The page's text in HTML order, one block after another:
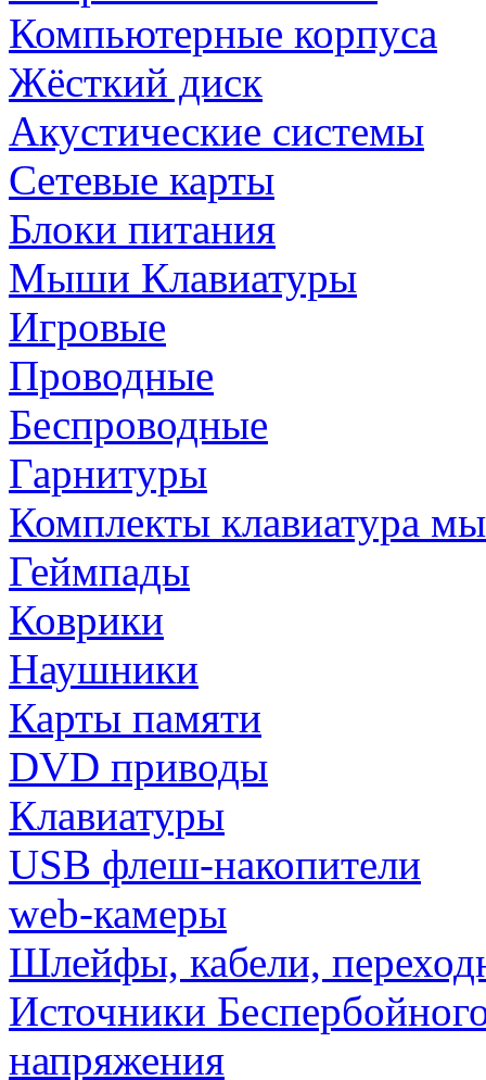
Компьютерные корпуса
Жёсткий диск
Акустические системы
Сетевые карты
Блоки питания
Мыши Клавиатуры
Игровые
Проводные
Беспроводные
Гарнитуры
Комплекты клавиатура
Геймпады
Коврики
Наушники
Карты памяти
DVD приводы
Клавиатуры
USB флеш-накопители
web-камеры
Шлейфы, кабели,
Источники
напряжения